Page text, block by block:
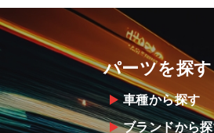
パーツを探す
車種から探す
ブランドから